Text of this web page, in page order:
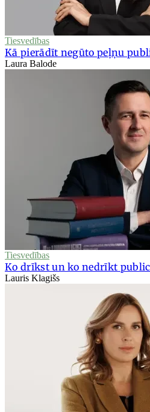
Tiesvedības
Kā pierādīt negūto peļņu
Laura Balode
Tiesvedības
Ko drīkst un ko nedrīkt
Lauris Klagišs